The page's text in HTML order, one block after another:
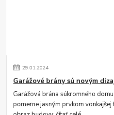
29.01.2024
Garážové brány sú novým
Garážová brána súkromného
pomerne jasným prvkom